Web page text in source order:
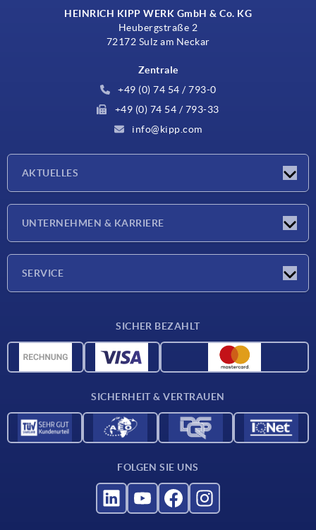
HEINRICH KIPP WERK GmbH & Co. KG
Heubergstraße 2
72172 Sulz am Neckar
Zentrale
+49 (0) 74 54 / 793-0
+49 (0) 74 54 / 793-33
info@kipp.com
AKTUELLES
Presseberichte
UNTERNEHMEN & KARRIERE
SERVICE
Werkstoffübersicht
SICHER BEZAHLT
SICHERHEIT & VERTRAUEN
FOLGEN SIE UNS